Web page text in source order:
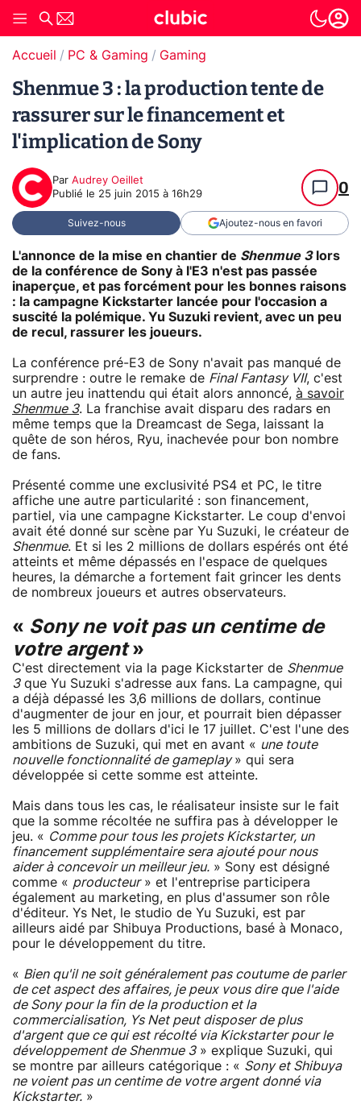
Accueil PC & Gaming Gaming
Shenmue 3 : la production tente de
rassurer sur le financement et
l'implication de Sony
Par Audrey Oeillet
Publié le 25 juin 2015 à 16h29 0
Suivez-nous Ajoutez-nous en favori
L'annonce de la mise en chantier de Shenmue 3lors
de la conférence de Sony à l'E3 n'est pas passée
inaperçue, et pas forcément pour les bonnes raisons
: la campagne Kickstarter lancée pour l'occasion a
suscité la polémique. Yu Suzuki revient, avec un peu
de recul, rassurer les joueurs.
La conférence pré-E3 de Sony n'avait pas manqué de
surprendre : outre le remake de Final Fantasy VII, c'est
un autre jeu inattendu qui était alors annoncé, à savoir
Shenmue 3. La franchise avait disparu des radars en
même temps que la Dreamcast de Sega, laissant la
quête de son héros, Ryu, inachevée pour bon nombre
de fans.
Présenté comme une exclusivité PS4 et PC, le titre
affiche une autre particularité : son financement,
partiel, via une campagne Kickstarter. Le coup d'envoi
avait été donné sur scène par Yu Suzuki, le créateur de
Shenmue. Et si les 2 millions de dollars espérés ont été
atteints et même dépassés en l'espace de quelques
heures, la démarche a fortement fait grincer les dents
de nombreux joueurs et autres observateurs.
« Sony ne voit pas un centime de
votre argent»
C'est directement via la page Kickstarter de Shenmue
3que Yu Suzuki s'adresse aux fans. La campagne, qui
a déjà dépassé les 3,6 millions de dollars, continue
d'augmenter de jour en jour, et pourrait bien dépasser
les 5 millions de dollars d'ici le 17 juillet. C'est l'une des
ambitions de Suzuki, qui met en avant « une toute
nouvelle fonctionnalité de gameplay» qui sera
développée si cette somme est atteinte.
Mais dans tous les cas, le réalisateur insiste sur le fait
que la somme récoltée ne suffira pas à développer le
jeu. « Comme pour tous les projets Kickstarter, un
financement supplémentaire sera ajouté pour nous
aider à concevoir un meilleur jeu. » Sony est désigné
comme « producteur» et l'entreprise participera
également au marketing, en plus d'assumer son rôle
d'éditeur. Ys Net, le studio de Yu Suzuki, est par
ailleurs aidé par Shibuya Productions, basé à Monaco,
pour le développement du titre.
« Bien qu'il ne soit généralement pas coutume de parler
de cet aspect des affaires, je peux vous dire que l'aide
de Sony pour la fin de la production et la
commercialisation, Ys Net peut disposer de plus
d'argent que ce qui est récolté via Kickstarter pour le
développement de Shenmue 3» explique Suzuki, qui
se montre par ailleurs catégorique : « Sony et Shibuya
ne voient pas un centime de votre argent donné via
Kickstarter. »